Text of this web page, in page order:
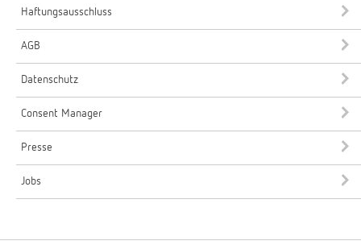
Haftungsausschluss
AGB
Datenschutz
Consent Manager
Presse
Jobs